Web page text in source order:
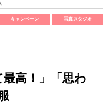
キャンペーン 写真スタジオ
高！」「思わ